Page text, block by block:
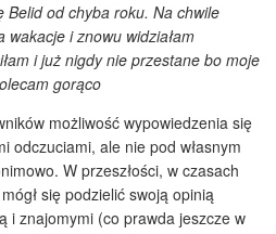
Belid od chyba roku. Na chwile
wakacje i znowu widziałam
i już nigdy nie przestane bo moje
gorąco
możliwość wypowiedzenia się
odczuciami, ale nie pod własnym
W przeszłości, w czasach
się podzielić swoją opinią
i znajomymi (co prawda jeszcze w